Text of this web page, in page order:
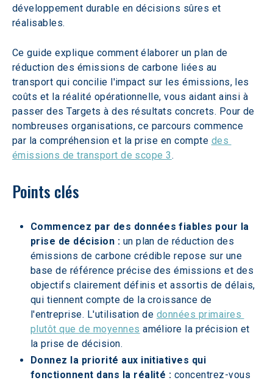
développement durable en décisions sûres et
réalisables.
Ce guide explique comment élaborer un plan de
réduction des émissions de carbone liées au
transport qui concilie l'impact sur les émissions, les
coûts et la réalité opérationnelle, vous aidant ainsi à
passer des Targets à des résultats concrets. Pour de
nombreuses organisations, ce parcours commence
par la compréhension et la prise en compte des
émissions de transport de scope 3.
Points clés
Commencez par des données fiables pour la
prise de décision : un plan de réduction des
émissions de carbone crédible repose sur une
base de référence précise des émissions et des
objectifs clairement définis et assortis de délais,
qui tiennent compte de la croissance de
l'entreprise. L'utilisation de données primaires
plutôt que de moyennes améliore la précision et
la prise de décision.
Donnez la priorité aux initiatives qui
fonctionnent dans la réalité : concentrez-vous